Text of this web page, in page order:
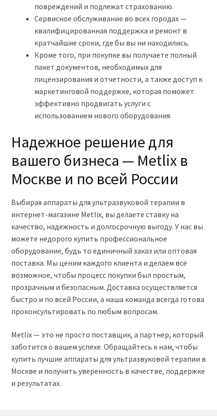
повреждений и подлежат страхованию.
Сервисное обслуживание во всех городах —
квалифицированная поддержка и ремонт в
кратчайшие сроки, где бы вы ни находились.
Кроме того, при покупке вы получаете полный
пакет документов, необходимых для
лицензирования и отчетности, а также доступ к
маркетинговой поддержке, которая поможет
эффективно продвигать услуги с
использованием нового оборудования.
Надежное решение для
вашего бизнеса — Metlix в
Москве и по всей России
Выбирая аппараты для ультразвуковой терапии в
интернет-магазине Metlix, вы делаете ставку на
качество, надежность и долгосрочную выгоду. У нас вы
можете недорого купить профессиональное
оборудование, будь то единичный заказ или оптовая
поставка. Мы ценим каждого клиента и делаем всё
возможное, чтобы процесс покупки был простым,
прозрачным и безопасным. Доставка осуществляется
быстро и по всей России, а наша команда всегда готова
проконсультировать по любым вопросам.
Metlix — это не просто поставщик, а партнер, который
заботится о вашем успехе. Обращайтесь к нам, чтобы
купить лучшие аппараты для ультразвуковой терапии в
Москве и получить уверенность в качестве, поддержке
и результатах.